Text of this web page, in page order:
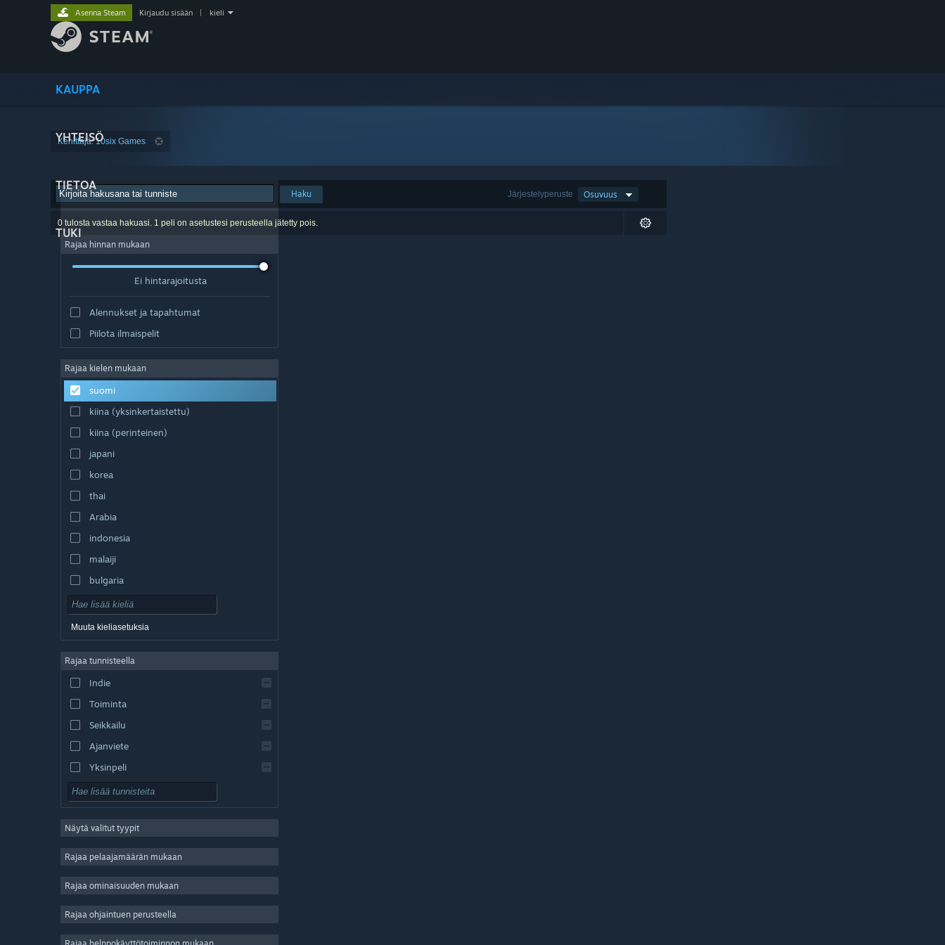
KAUPPA
YHTEISÖ
TIETOA
TUKI
Asenna Steam Kirjaudu sisään kieli
Kehittäjä: 10six Games
Järjestelyperuste Osuvuus
Haku
0 tulosta vastaa hakuasi. 1 peli on asetustesi perusteella jätetty pois.
Rajaa hinnan mukaan
Ei hintarajoitusta
Alennukset ja tapahtumat
Piilota ilmaispelit
Rajaa kielen mukaan
suomi
kiina (yksinkertaistettu)
kiina (perinteinen)
japani
korea
thai
Arabia
indonesia
malaiji
bulgaria
tšekki
tanska
englanti
espanja – Espanja
espanja – Lat. Am.
Muuta kieliasetuksia
Rajaa tunnisteella
Indie
Toiminta
Seikkailu
Ajanviete
Yksinpeli
Simulaatio
Strategia
2D
Pelaa ilmaiseksi
Näytä valitut tyypit
Rajaa pelaajamäärän mukaan
Rajaa ominaisuuden mukaan
Rajaa ohjaintuen perusteella